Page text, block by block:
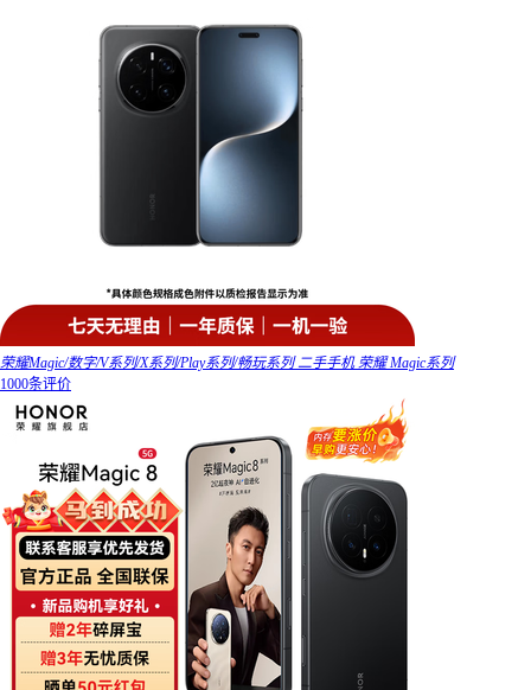
荣耀Magic/数字/V系列/X系列/Play系列/畅玩系列 二手手机 荣耀 Magic系列
1000条评价